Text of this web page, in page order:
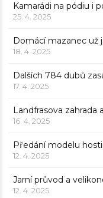
Kamarádi na pódiu i
25. 4. 2025
Domácí mazanec už
18. 4. 2025
Dalších 784 dubů
17. 4. 2025
Landfrasova
16. 4. 2025
Předání modelu
12. 4. 2025
Jarní průvod a
12. 4. 2025